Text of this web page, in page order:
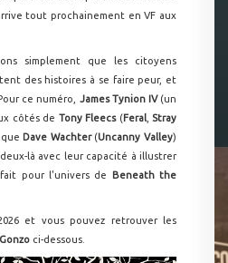
tout prochainement en VF aux
simplement que les citoyens
des histoires à se faire peur, et
ce numéro, James Tynion IV (un
côtés de Tony Fleecs (Feral, Stray
Dave Wachter (Uncanny Valley)
là avec leur capacité à illustrer
pour l'univers de
Beneath the
et vous pouvez retrouver les
ci-dessous.